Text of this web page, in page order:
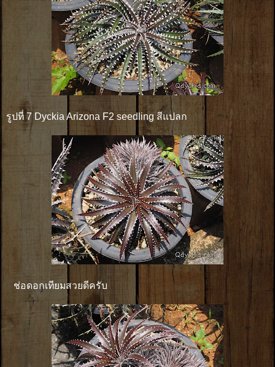
รูปที่ 7 Dyckia Arizona F2 seedling สีแปลก
ช่อดอกเทียมสวยดีครับ